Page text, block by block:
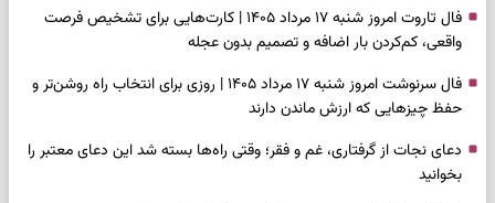
فال تاروت امروز شنبه ۱۷ مرداد ۱۴۰۵ | کارت‌هایی برای تشخیص فرصت
واقعی، کم‌کردن بار اضافه و تصمیم بدون عجله
فال سرنوشت امروز شنبه ۱۷ مرداد ۱۴۰۵ | روزی برای انتخاب راه روشن‌تر و
حفظ چیزهایی که ارزش ماندن دارند
دعای نجات از گرفتاری، غم و فقر؛ وقتی راه‌ها بسته شد این دعای معتبر را
بخوانید